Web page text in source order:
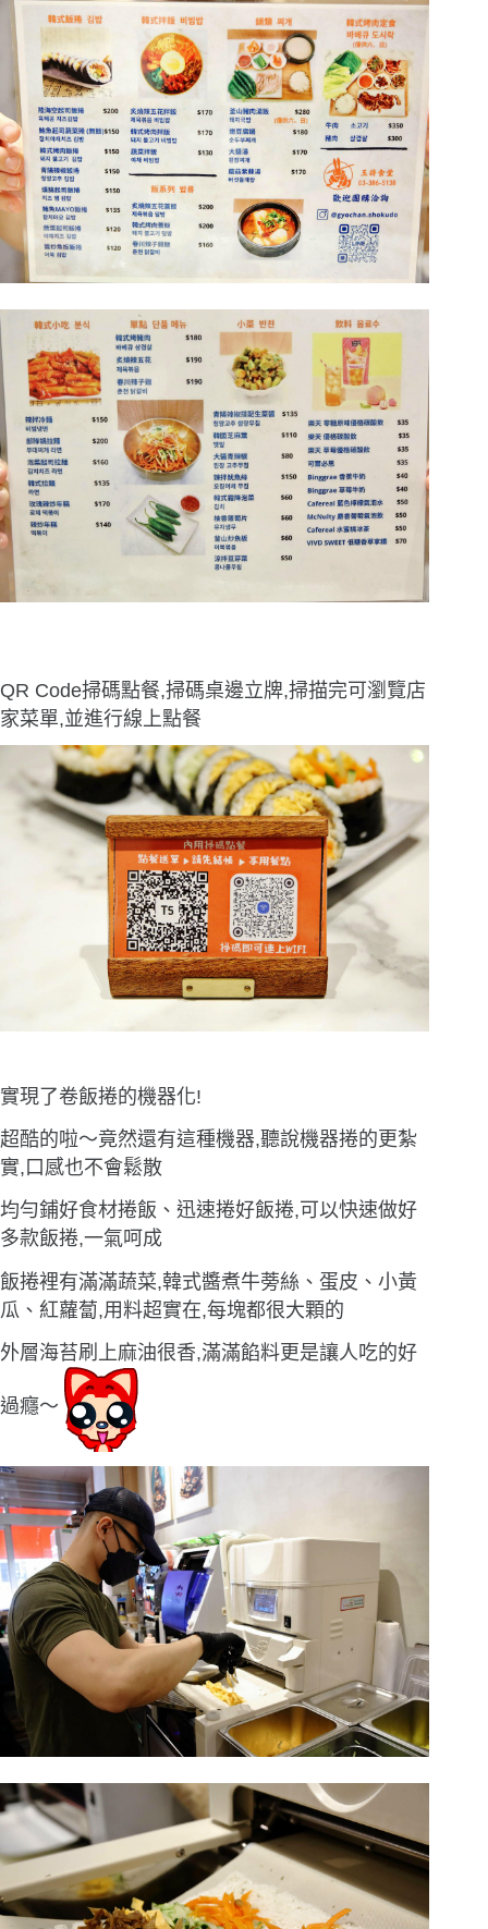
QR Code掃碼點餐,掃碼桌邊立牌,掃描完可瀏覽店
家菜單,並進行線上點餐
實現了卷飯捲的機器化!
超酷的啦〜竟然還有這種機器,聽說機器捲的更紮
實,口感也不會鬆散
均勻鋪好食材捲飯、迅速捲好飯捲,可以快速做好
多款飯捲,一氣呵成
飯捲裡有滿滿蔬菜,韓式醬煮牛蒡絲、蛋皮、小黃
瓜、紅蘿蔔,用料超實在,每塊都很大顆的
外層海苔刷上麻油很香,滿滿餡料更是讓人吃的好
過癮〜